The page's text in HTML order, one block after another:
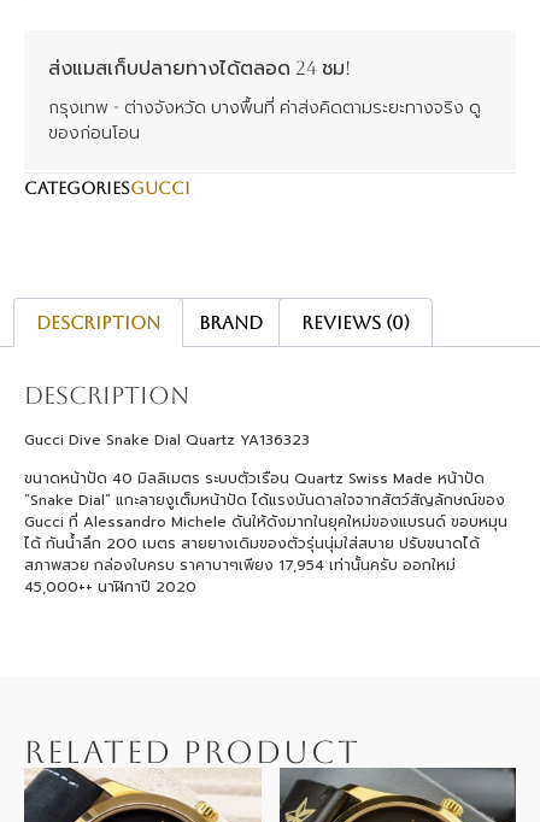
ส่งแมสเก็บปลายทางได้ตลอด 24 ชม!
กรุงเทพ - ต่างจังหวัด บางพื้นที่ ค่าส่งคิดตามระยะทางจริง ดู
ของก่อนโอน
CATEGORIESGucci
Description Brand Reviews (0)
Description
Gucci Dive Snake Dial Quartz YA136323
ขนาดหน้าปัด 40 มิลลิเมตร ระบบตัวเรือน Quartz Swiss Made หน้าปัด
“Snake Dial” แกะลายงูเต็มหน้าปัด ได้แรงบันดาลใจจากสัตว์สัญลักษณ์ของ
Gucci ที่ Alessandro Michele ดันให้ดังมากในยุคใหม่ของแบรนด์ ขอบหมุน
ได้ กันน้ำลึก 200 เมตร สายยางเดิมของตัวรุ่นนุ่มใส่สบาย ปรับขนาดได้
สภาพสวย กล่องใบครบ ราคาบาๆเพียง 17,954 เท่านั้นครับ ออกใหม่
45,000++ นาฬิกาปี 2020
RELATED PRODUCT